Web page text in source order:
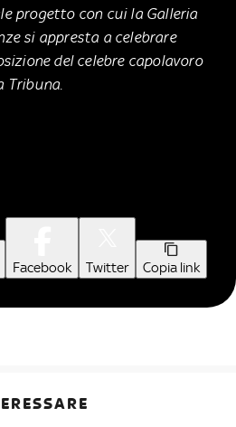
progetto con cui la Galleria
si appresta a celebrare
del celebre capolavoro
Tribuna.
Facebook Twitter Copia link